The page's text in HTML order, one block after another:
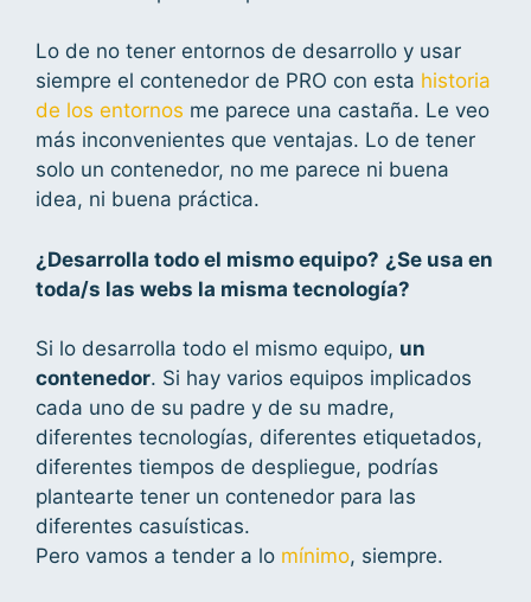
Lo de no tener entornos de desarrollo y usar
siempre el contenedor de PRO con esta historia
de los entornos me parece una castaña. Le veo
más inconvenientes que ventajas. Lo de tener
solo un contenedor, no me parece ni buena
idea, ni buena práctica.
¿Desarrolla todo el mismo equipo? ¿Se usa en
toda/s las webs la misma tecnología?
Si lo desarrolla todo el mismo equipo, un
contenedor. Si hay varios equipos implicados
cada uno de su padre y de su madre,
diferentes tecnologías, diferentes etiquetados,
diferentes tiempos de despliegue, podrías
plantearte tener un contenedor para las
diferentes casuísticas.
Pero vamos a tender a lo mínimo, siempre.